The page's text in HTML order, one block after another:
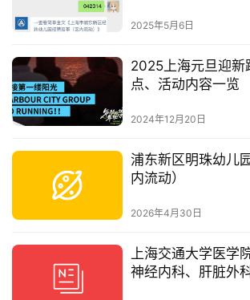
2025年5月6日
2025上海元旦迎新
点、活动内容一览
2024年12月20日
浦东新区明珠幼儿
内流动）
2026年4月30日
上海交通大学医学
神经内科、肝脏外